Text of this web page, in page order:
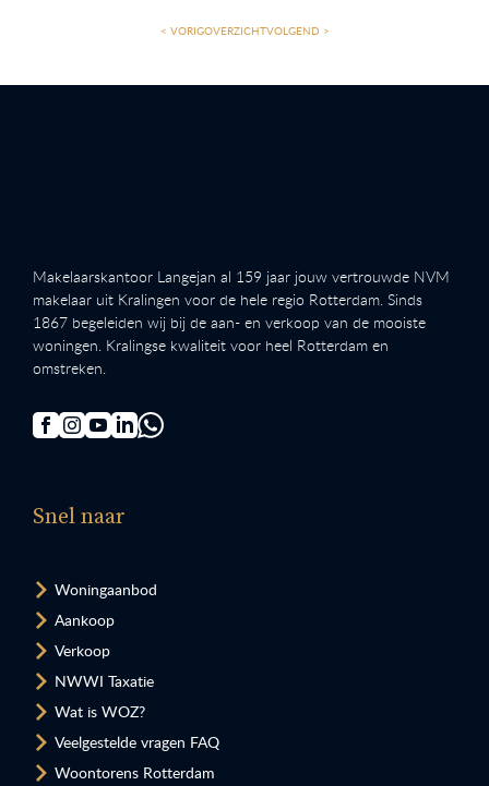
< VORIGOVERZICHTVOLGEND >
Makelaarskantoor Langejan al 159 jaar jouw vertrouwde NVM
makelaar uit Kralingen voor de hele regio Rotterdam. Sinds
1867 begeleiden wij bij de aan- en verkoop van de mooiste
woningen. Kralingse kwaliteit voor heel Rotterdam en
omstreken.
Snel naar
Woningaanbod
Aankoop
Verkoop
NWWI Taxatie
Wat is WOZ?
Veelgestelde vragen FAQ
Woontorens Rotterdam